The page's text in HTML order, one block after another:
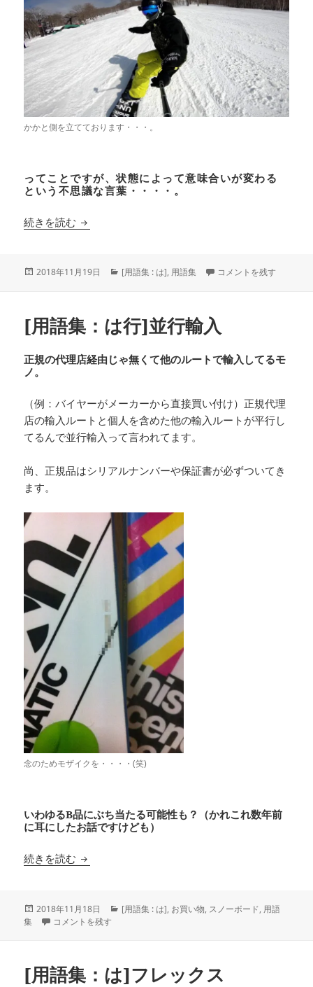
かかと側を立てております・・・。
ってことですが、状態によって意味合いが変わる
という不思議な言葉・・・・。
続きを読む [用語集：は] バックサイド
投
2018年11月19日
カ
ー
[用語集 : は],用語集 [用語集：は] バックサ
コメントを残す
[用語集：は行]並行輸入
正規の代理店経由じゃ無くて他のルートで輸入してるモ
ノ。
（例：バイヤーがメーカーから直接買い付け）正規代理
店の輸入ルートと個人を含めた他の輸入ルートが平行し
てるんで並行輸入って言われてます。
尚、正規品はシリアルナンバーや保証書が必ずついてき
ます。
念のためモザイクを・・・・(笑)
いわゆるB品にぶち当たる可能性も？（かれこれ数年前
に耳にしたお話ですけども）
続きを読む [用語集：は行]並行輸入
投
稿
2018年11月18日
カ
[用語集 : は], お買い物, スノーボード, 用語
集
[用語集：は行]並行輸入 に
コメントを残す
[用語集：は]フレックス